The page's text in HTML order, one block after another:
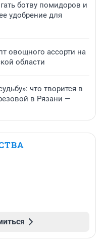
ботву помидоров и
удобрение для
овощного ассорти на
области
что творится в
в Рязани —